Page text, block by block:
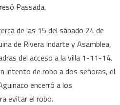
Passada.
de las 15 del sábado 24 de
de Rivera Indarte y Asamblea,
del acceso a la villa 1-11-14.
intento de robo a dos señoras, el
encerró a los
evitar el robo.